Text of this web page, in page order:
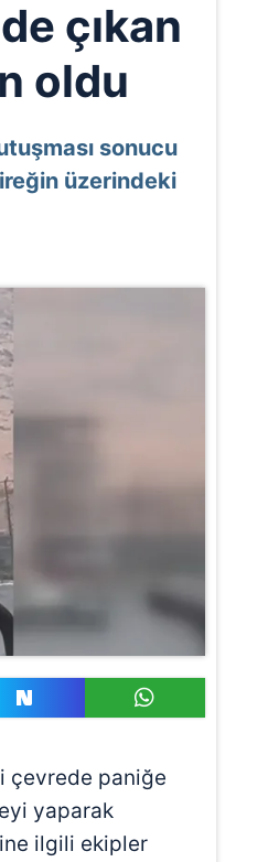
çıkan
oldu
sonucu
üzerindeki
çevrede paniğe
yaparak
ilgili ekipler